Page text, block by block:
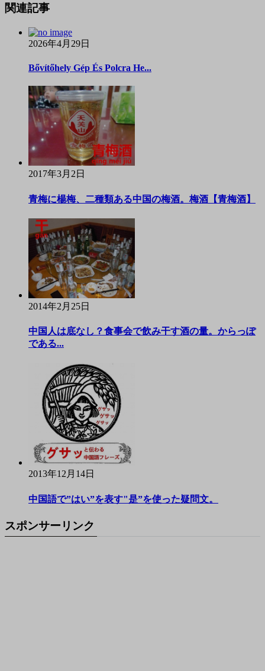
関連記事
2026年4月29日
Bővítőhely Gép És Polcra He...
2017年3月2日
青梅に楊梅、二種類ある中国の梅酒。梅酒【青梅酒】
2014年2月25日
中国人は底なし？食事会で飲み干す酒の量。からっぽ
である...
2013年12月14日
中国語で”はい”を表す"是”を使った疑問文。
スポンサーリンク